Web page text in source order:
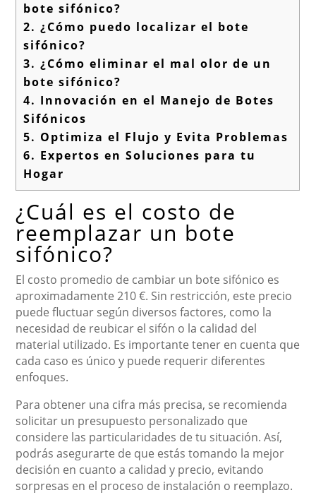
bote sifónico?
2. ¿Cómo puedo localizar el bote
sifónico?
3. ¿Cómo eliminar el mal olor de un
bote sifónico?
4. Innovación en el Manejo de Botes
Sifónicos
5. Optimiza el Flujo y Evita Problemas
6. Expertos en Soluciones para tu
Hogar
¿Cuál es el costo de
reemplazar un bote
sifónico?
El costo promedio de cambiar un bote sifónico es
aproximadamente 210 €. Sin restricción, este precio
puede fluctuar según diversos factores, como la
necesidad de reubicar el sifón o la calidad del
material utilizado. Es importante tener en cuenta que
cada caso es único y puede requerir diferentes
enfoques.
Para obtener una cifra más precisa, se recomienda
solicitar un presupuesto personalizado que
considere las particularidades de tu situación. Así,
podrás asegurarte de que estás tomando la mejor
decisión en cuanto a calidad y precio, evitando
sorpresas en el proceso de instalación o reemplazo.